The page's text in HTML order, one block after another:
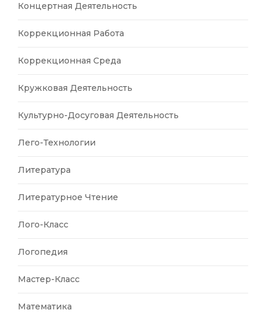
Концертная Деятельность
Коррекционная Работа
Коррекционная Среда
Кружковая Деятельность
Культурно-Досуговая Деятельность
Лего-Технологии
Литература
Литературное Чтение
Лого-Класс
Логопедия
Мастер-Класс
Математика